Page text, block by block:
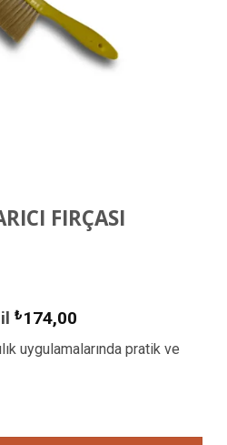
FIRÇASI
₺174,00
uygulamalarında pratik ve